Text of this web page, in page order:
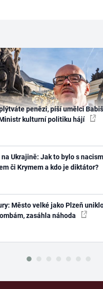
penězi, píší umělci
kulturní politiku hájí
Ukrajině: Jak to bylo s
či Krymem a kdo je diktátor?
Město velké jako Plzeň
zasáhla náhoda